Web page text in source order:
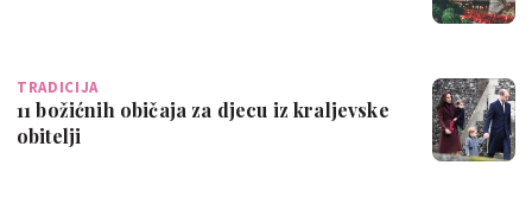
TRADICIJA
11 božićnih običaja za djecu iz kraljevske
obitelji